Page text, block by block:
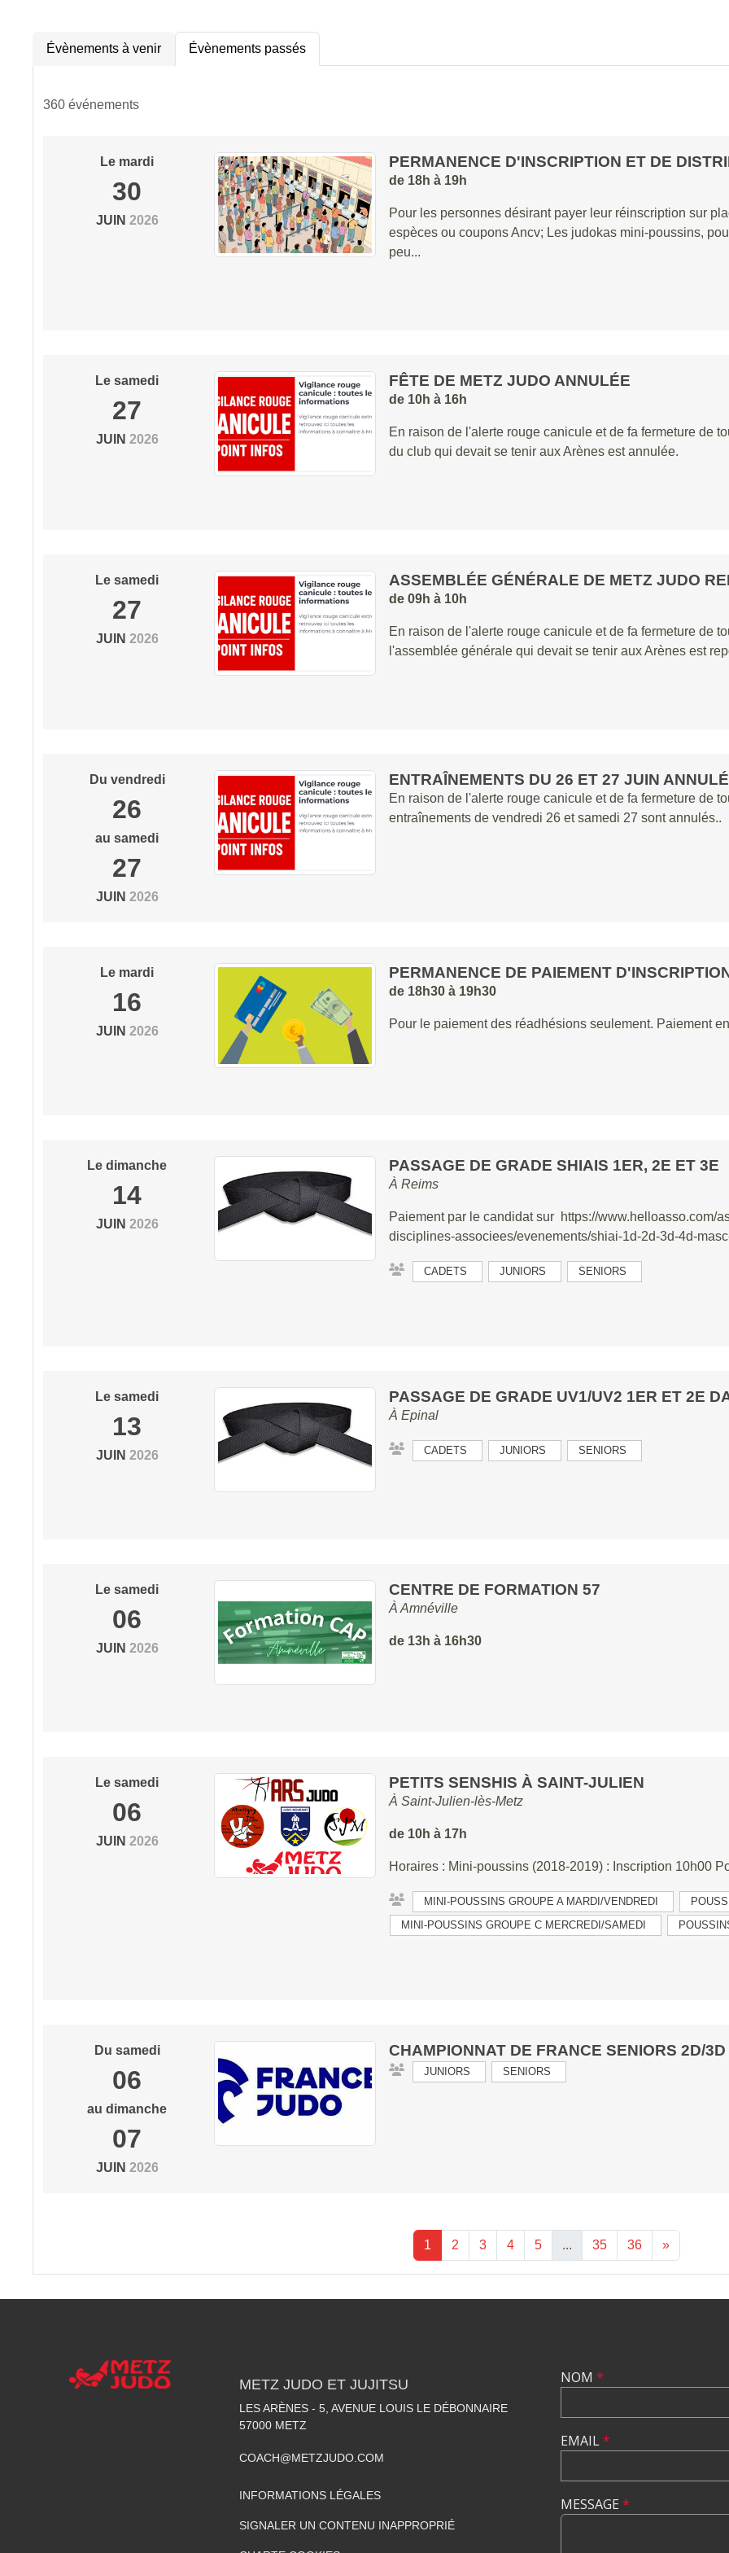
Évènements à venir Évènements passés
360 événements
Le mardi
30
JUIN 2026
PERMANENCE D'INSCRIPTION ET DE
de 18h à 19h
Pour les personnes désirant payer leur réinscription sur
espèces ou coupons Ancv; Les judokas mini-poussins,
peu...
Lesamedi
27
JUIN 2026
FÊTE DE METZ JUDO ANNULÉE
de 10h à 16h
En raison de l'alerte rouge canicule et de fa fermeture de
du club qui devait se tenir aux Arènes est annulée.
Lesamedi
27
JUIN 2026
ASSEMBLÉE GÉNÉRALE DE METZ JUDO
de 09h à 10h
En raison de l'alerte rouge canicule et de fa fermeture de
l'assemblée générale qui devait se tenir aux Arènes est
Du vendredi
26
ausamedi
27
JUIN 2026
ENTRAÎNEMENTS DU 26 ET 27 JUIN
En raison de l'alerte rouge canicule et de fa fermeture de
entraînements de vendredi 26 et samedi 27 sont annulés..
Le mardi
16
JUIN 2026
PERMANENCE DE PAIEMENT
de 18h30 à 19h30
Pour le paiement des réadhésions seulement. Paiement
Ledimanche
14
JUIN 2026
PASSAGE DE GRADE SHIAIS 1ER, 2E ET 3E
À Reims
Paiement par le candidat sur https://www.helloasso.com/
disciplines-associees/evenements/shiai-1d-2d-3d-4d-
CADETS JUNIORS SENIORS
Lesamedi
13
JUIN 2026
PASSAGE DE GRADE UV1/UV2 1ER ET 2E
À Epinal
CADETS JUNIORS SENIORS
Lesamedi
06
JUIN 2026
CENTRE DE FORMATION 57
À Amnéville
de 13h à 16h30
Lesamedi
06
JUIN 2026
PETITS SENSHIS À SAINT-JULIEN
À Saint-Julien-lès-Metz
de 10h à 17h
Horaires : Mini-poussins (2018-2019) : Inscription 10h00
MINI-POUSSINS GROUPE A MARDI/VENDREDI
MINI-POUSSINS GROUPE C MERCREDI/SAMEDI
Du samedi
06
audimanche
07
JUIN 2026
CHAMPIONNAT DE FRANCE SENIORS 2D/3D
JUNIORS SENIORS
1 2 3 4 5 ... 35 36 »
METZ JUDO ET JUJITSU
LES ARÈNES - 5, AVENUE LOUIS LE DÉBONNAIRE
57000 METZ
COACH@METZJUDO.COM
INFORMATIONS LÉGALES
SIGNALER UN CONTENU INAPPROPRIÉ
NOM *
EMAIL*
MESSAGE *